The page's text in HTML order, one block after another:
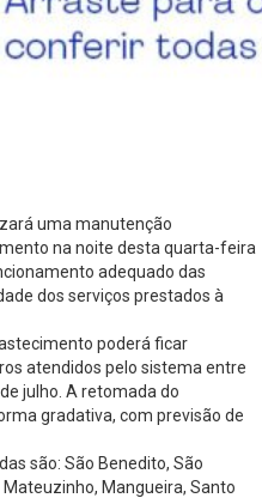
uma manutenção
na noite desta quarta-feira
adequado das
dos serviços prestados à
poderá ficar
atendidos pelo sistema entre
julho. A retomada do
gradativa, com previsão de
são: São Benedito, São
Mangueira, Santo